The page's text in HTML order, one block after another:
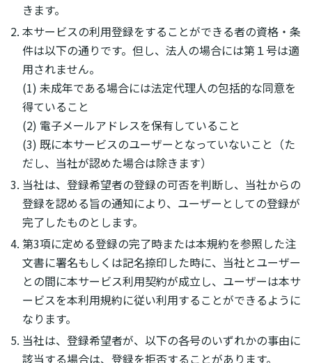
きます。
本サービスの利用登録をすることができる者の資格・条
件は以下の通りです。但し、法人の場合には第１号は適
用されません。
(1) 未成年である場合には法定代理人の包括的な同意を
得ていること
(2) 電子メールアドレスを保有していること
(3) 既に本サービスのユーザーとなっていないこと（た
だし、当社が認めた場合は除きます）
当社は、登録希望者の登録の可否を判断し、当社からの
登録を認める旨の通知により、ユーザーとしての登録が
完了したものとします。
第3項に定める登録の完了時または本規約を参照した注
文書に署名もしくは記名捺印した時に、当社とユーザー
との間に本サービス利用契約が成立し、ユーザーは本サ
ービスを本利用規約に従い利用することができるように
なります。
当社は、登録希望者が、以下の各号のいずれかの事由に
該当する場合は、登録を拒否することがあります。